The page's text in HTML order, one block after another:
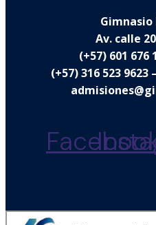
Gimnasio
Av. calle
(+57) 601 676
(+57) 316 523 9623